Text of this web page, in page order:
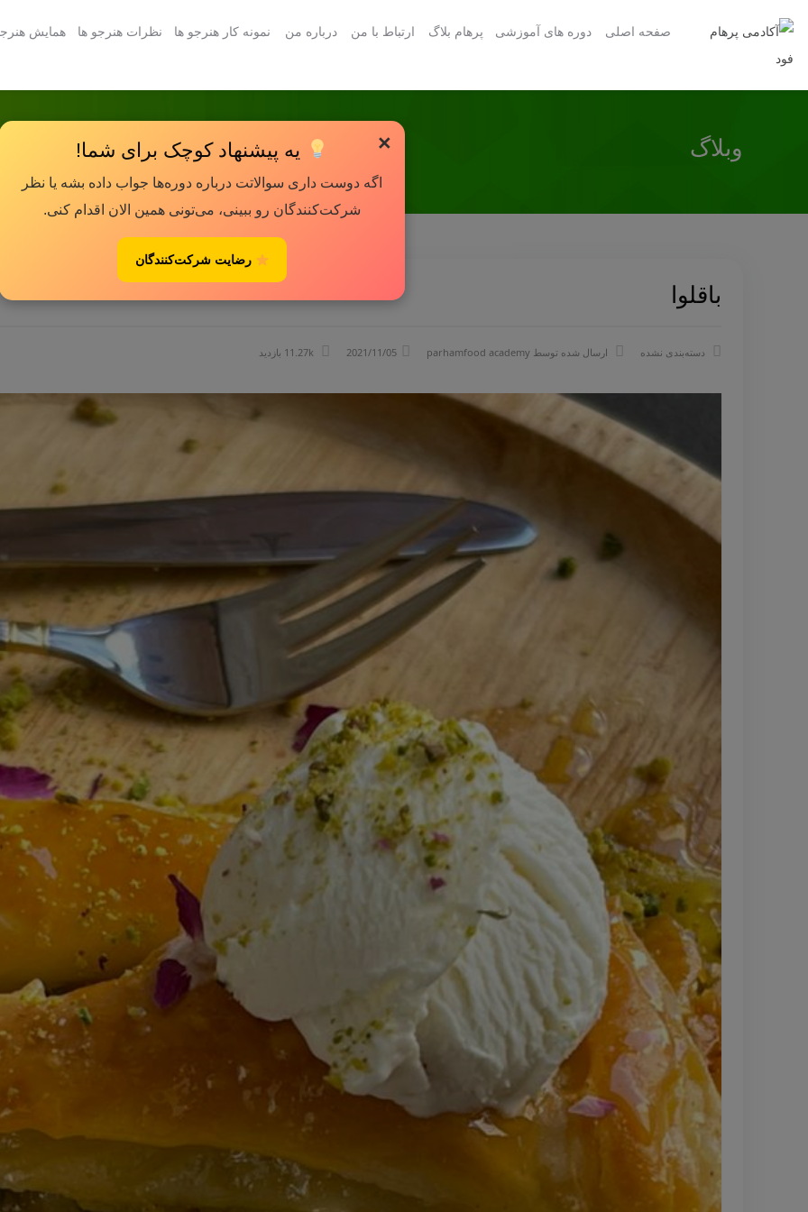
صفحه اصلی دوره های آموزشی پرهام بلاگ ارتباط با من درباره من نمونه کار هنرجو ها نظرات هنرجو ها همایش
وبلاگ
باقلوا
دسته‌بندی نشده ارسال شده توسط parhamfood academy
2021/11/05
× یه پیشنهاد کوچک برای شما!
اگه دوست داری سوالاتت درباره دوره‌ها جواب داده بشه یا نظر
شرکت‌کنندگان رو ببینی، می‌تونی همین الان اقدام کنی.
رضایت شرکت‌کنندگان